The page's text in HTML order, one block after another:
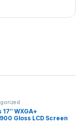
17″ WXGA+
Gloss LCD Screen